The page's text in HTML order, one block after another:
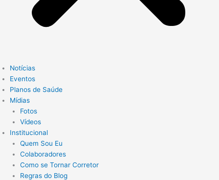
Notícias
Eventos
Planos de Saúde
Mídias
Fotos
Vídeos
Institucional
Quem Sou Eu
Colaboradores
Como se Tornar Corretor
Regras do Blog